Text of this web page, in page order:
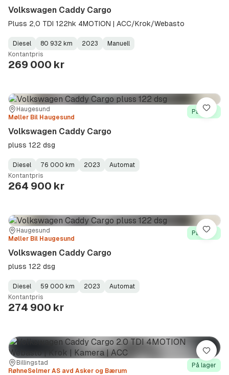
Volkswagen Caddy Cargo
Pluss 2,0 TDI 122hk 4MOTION | ACC/Krok/Webasto
Fuel
Type:
Diesel
Kilometerstand:
80 932 km
Model
Year:
2023
Gearbox
Type:
Manuell
Kontantpris
269 000 kr
Sted:Haugesund
Forhandler:
Møller Bil Haugesund
På lager
Volkswagen Caddy Cargo
pluss 122 dsg
Fuel
Type:
Diesel
Kilometerstand:
76 000 km
Model
Year:
2023
Gearbox
Type:
Automat
Kontantpris
264 900 kr
Lagre
Sted:Haugesund
Forhandler:
Møller Bil Haugesund
På lager
Volkswagen Caddy Cargo
pluss 122 dsg
Fuel
Type:
Diesel
Kilometerstand:
59 000 km
Model
Year:
2023
Gearbox
Type:
Automat
Kontantpris
274 900 kr
Lagre
Sted:Billingstad
Forhandler:
RøhneSelmer AS avd Asker og Bærum
På lager
Lagre